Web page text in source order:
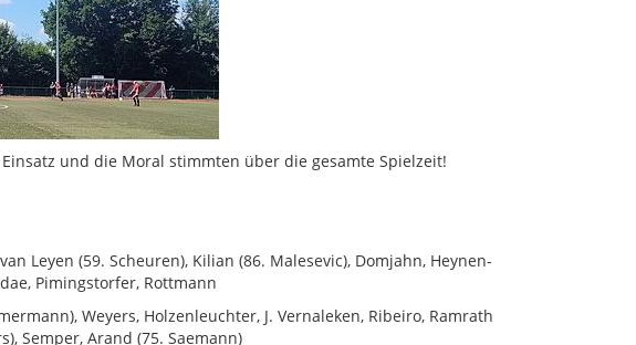
und die Moral stimmten über die gesamte Spielzeit!
Leyen (59. Scheuren), Kilian (86. Malesevic), Domjahn, Heynen-
Pimingstorfer, Rottmann
Weyers, Holzenleuchter, J. Vernaleken, Ribeiro, Ramrath
Semper, Arand (75. Saemann)